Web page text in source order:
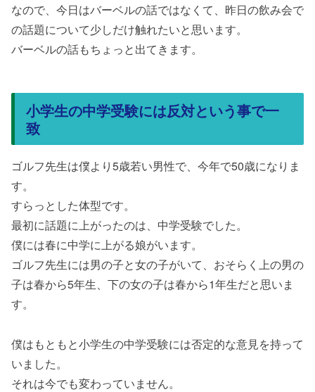
なので、今日はバーベルの話ではなくて、昨日の飲み会で
の話題について少しだけ触れたいと思います。
バーベルの話もちょっと出てきます。
小学生の中学受験には反対という事で一
致
ゴルフ先生は僕より5歳若い男性で、今年で50歳になりま
す。
すらっとした体型です。
最初に話題に上がったのは、中学受験でした。
僕には春に中学に上がる娘がいます。
ゴルフ先生には男の子と女の子がいて、おそらく上の男の
子は春から5年生、下の女の子は春から1年生だと思いま
す。
僕はもともと小学生の中学受験には否定的な意見を持って
いました。
それは今でも変わっていません。